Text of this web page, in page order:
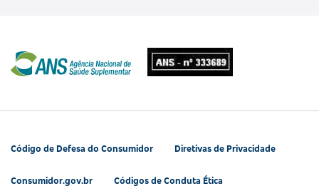
Código de Defesa do Consumidor Diretivas de Privacidade
Consumidor.gov.br Códigos de Conduta Ética